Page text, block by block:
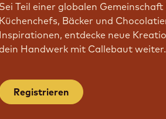
Sei Teil einer globalen
Küchenchefs, Bäcker und
Inspirationen, entdecke neue
dein Handwerk mit Callebaut weiter.
Registrieren